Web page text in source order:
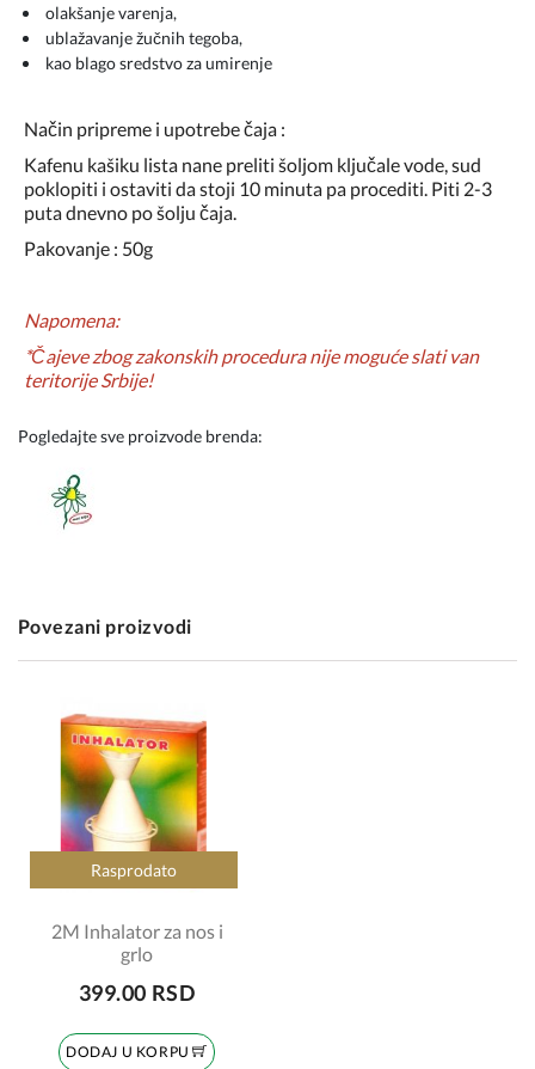
olakšanje varenja,
ublažavanje žučnih tegoba,
kao blago sredstvo za umirenje
Način pripreme i upotrebe čaja :
Kafenu kašiku lista nane preliti šoljom ključale vode, sud
poklopiti i ostaviti da stoji 10 minuta pa procediti. Piti 2-3
puta dnevno po šolju čaja.
Pakovanje : 50g
Napomena:
*Čajeve zbog zakonskih procedura nije moguće slati van
teritorije Srbije!
Pogledajte sve proizvode brenda:
Povezani proizvodi
Rasprodato
2M Inhalator za nos i
grlo
399.00 RSD
DODAJ U KORPU